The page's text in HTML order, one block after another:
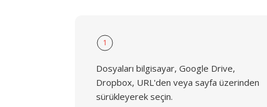
1
Dosyaları bilgisayar, Google Drive,
Dropbox, URL'den veya sayfa üzerinden
sürükleyerek seçin.